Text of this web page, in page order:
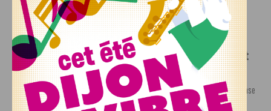
Victor Bosoni est simple : parcourir 571...
INFOS,SPORT
DFCO : une préparation sereine avant
le grand retour en Ligue 2
3 AOÛT, 2026
Contre l’AS Nancy Lorraine, le DFCO a achevé sa phase
de préparation par un...